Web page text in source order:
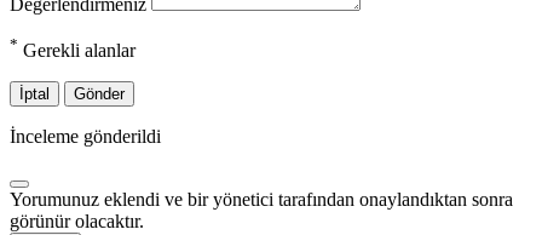
Değerlendirmeniz
* Gerekli alanlar
İptal Gönder
İnceleme gönderildi
Yorumunuz eklendi ve bir yönetici tarafından onaylandıktan sonra
görünür olacaktır.